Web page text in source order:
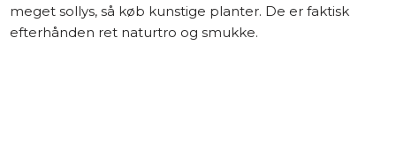
meget sollys, så køb kunstige planter. De er faktisk
efterhånden ret naturtro og smukke.